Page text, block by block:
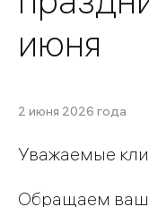
июня
2 июня 2026 года
Уважаемые
Обращаем